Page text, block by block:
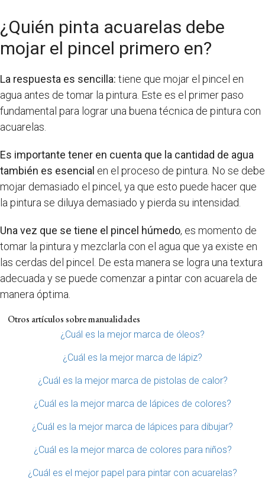
¿Quién pinta acuarelas debe
mojar el pincel primero en?
La respuesta es sencilla: tiene que mojar el pincel en
agua antes de tomar la pintura. Este es el primer paso
fundamental para lograr una buena técnica de pintura con
acuarelas.
Es importante tener en cuenta que la cantidad de agua
también es esencial en el proceso de pintura. No se debe
mojar demasiado el pincel, ya que esto puede hacer que
la pintura se diluya demasiado y pierda su intensidad.
Una vez que se tiene el pincel húmedo, es momento de
tomar la pintura y mezclarla con el agua que ya existe en
las cerdas del pincel. De esta manera se logra una textura
adecuada y se puede comenzar a pintar con acuarela de
manera óptima.
Otros artículos sobre manualidades
¿Cuál es la mejor marca de óleos?
¿Cuál es la mejor marca de lápiz?
¿Cuál es la mejor marca de pistolas de calor?
¿Cuál es la mejor marca de lápices de colores?
¿Cuál es la mejor marca de lápices para dibujar?
¿Cuál es la mejor marca de colores para niños?
¿Cuál es el mejor papel para pintar con acuarelas?